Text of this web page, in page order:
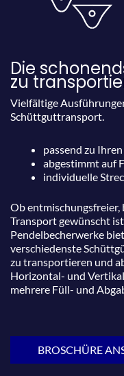
Die
zu
Vielfältige
Schüttguttransport.
passend zu
abgestimmt auf
individuelle
Ob
Transport gewünscht
Pendelbecherwerke
verschiedenste
zu transportieren und
Horizontal- und
mehrere Füll- und
BROSCHÜRE